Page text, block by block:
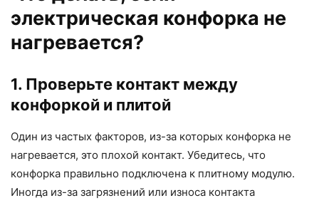
электрическая конфорка не
нагревается?
1. Проверьте контакт между
конфоркой и плитой
Один из частых факторов, из-за которых конфорка не
нагревается, это плохой контакт. Убедитесь, что
конфорка правильно подключена к плитному модулю.
Иногда из-за загрязнений или износа контакта